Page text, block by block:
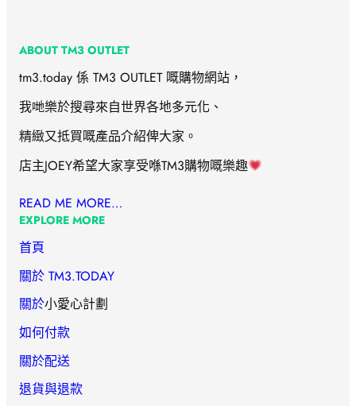
ABOUT TM3 OUTLET
tm3.today 係 TM3 OUTLET 嘅購物網站，
我哋樂於搜尋來自世界各地多元化、
精緻又抵買嘅產品介紹俾大家。
店主JOEY希望大家享受喺TM3購物嘅樂趣
READ ME MORE…
EXPLORE MORE
首頁
關於 TM3.TODAY
關於小愛心計劃
如何付款
關於配送
退貨與退款